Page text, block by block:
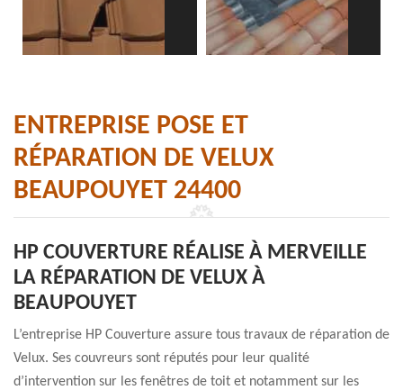
ENTREPRISE POSE ET
RÉPARATION DE VELUX
BEAUPOUYET 24400
HP COUVERTURE RÉALISE À MERVEILLE
LA RÉPARATION DE VELUX À
BEAUPOUYET
L’entreprise HP Couverture assure tous travaux de réparation de
Velux. Ses couvreurs sont réputés pour leur qualité
d’intervention sur les fenêtres de toit et notamment sur les